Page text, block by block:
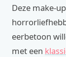
Deze make-
eerbetoon
met een